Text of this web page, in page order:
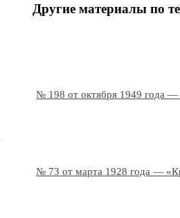
Другие материалы по
№ 198 от октября 1949 года
№ 73 от марта 1928 года —